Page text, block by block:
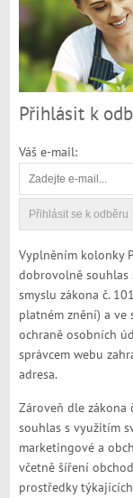
Přihlásit k
Váš e-mail:
Vyplněním kolonky
dobrovolně souhlas
smyslu zákona č.
platném znění) a ve
ochraně osobních
správcem webu
adresa.
Zároveň dle zákona
souhlas s využitím
marketingové a
včetně šíření
prostředky